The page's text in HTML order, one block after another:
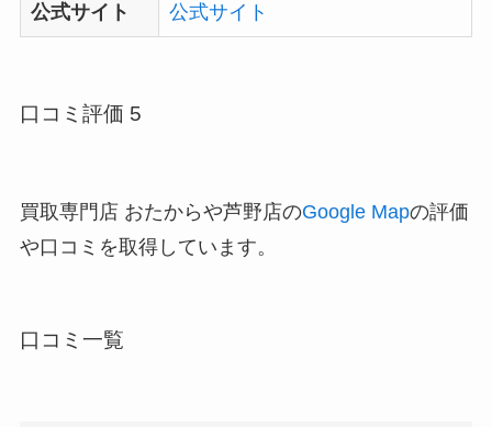
公式サイト 公式サイト
口コミ評価 5
買取専門店 おたからや芦野店のGoogle Mapの評価
や口コミを取得しています。
口コミ一覧